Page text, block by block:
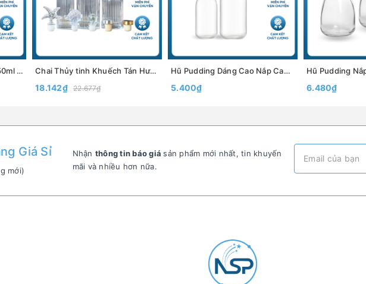
Cốc/Ly Borgous Bao Da 450ml Có Ống Hút– Cốc Thủy Tinh Bọc Da Có Nắp Đựng Nước- North Star Packing Chai Thủy tinh Khuếch Tán Hương Thơm Có nút 120ml, 200ml - Bình Thủy Tinh Decor Trang Trí - North Star Packing
18.142₫ 22.677₫
Hũ Pudding Dáng Cao Nắp Cao Su Không Nắp , Dung Tích 100ml 200ml - North Star Packing
5.400₫ 6.480₫
Giá Sỉ
mới)
Nhận thông tin báo giásản phẩm mới nhất, tin khuyến
mãi và nhiều hơn nữa.